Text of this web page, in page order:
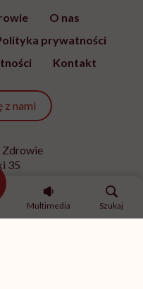
główna
Multimedia
Szukaj
O nas
prywatności
Kontakt
z nami
Zdrowie
35